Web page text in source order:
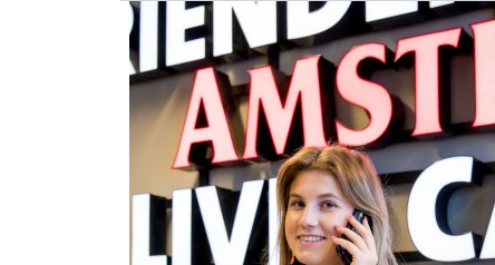
Alle niveaus
Hbo Associate degree
Hbo Bachelor